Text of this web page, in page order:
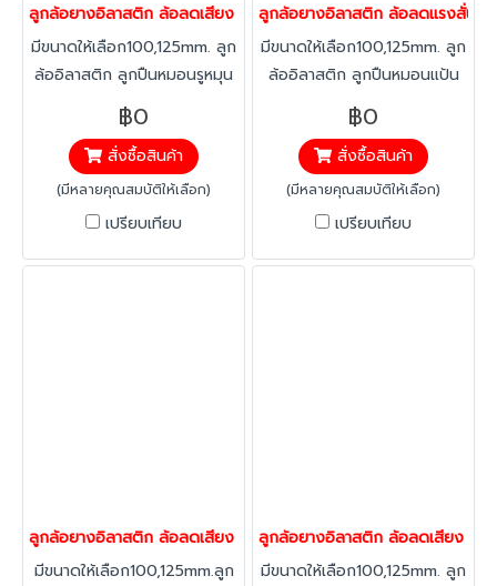
ลูกล้อยางอิลาสติก ล้อลดเสียง ล้อลดแรงสั่นสะเทือน ล้อไม่ทำพื้นเป็น
มีขนาดให้เลือก100,125mm. ลูก
ล้ออิลาสติก ลูกปืนหมอนรูหมุน
ยางอิลาสติก ทนทาน ต่อสาร
คลอลีน ลดแรงสะเทือน ได้
มากกว่าทั่วไป ทนทานต่อ
อุณหภูมิ -20 องศาถึง +60
องศา
฿0
สั่งซื้อสินค้า
(มีหลายคุณสมบัติให้เลือก)
เปรียบเทียบ
ลูกล้อยางอิลาสติก ล้อลดแรงสั่นสะ
มีขนาดให้เลือก100,125mm. ลูก
ล้ออิลาสติก ลูกปืนหมอนแป้น
เบรก ยางอิลาสติก ทนทาน ต่อ
สารคลอลีน ลดแรงสะเทือน ได้
มากกว่าทั่วไป ทนทานต่อ
อุณหภูมิ -20 องศาถึง +60
องศา
฿0
สั่งซื้อสินค้า
(มีหลายคุณสมบัติให้เลือก)
เปรียบเทียบ
ลูกล้อยางอิลาสติก ล้อลดเสียง ล้อลดแรงสั่นสะเทือน ล้อไม่ทำพื้นเป็น
มีขนาดให้เลือก100,125mm.ลูก
ลูกล้อยางอิลาสติก ล้อลดเสียง ล้อ
มีขนาดให้เลือก100,125mm. ลูก